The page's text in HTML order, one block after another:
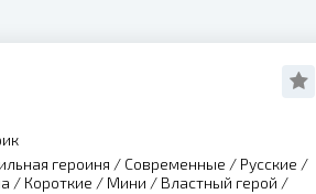
героиня / Современные / Русские /
/ Короткие / Мини / Властный герой /